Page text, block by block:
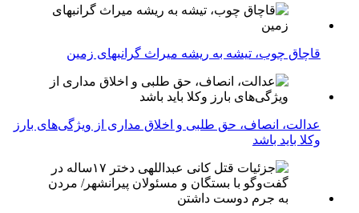
قاچاق چوب، تیشه به ریشه میراث گرانبهای زمین
عدالت، انصاف، حق طلبی و اخلاق مداری از ویژگی‌های بارز
وکلا باید باشد